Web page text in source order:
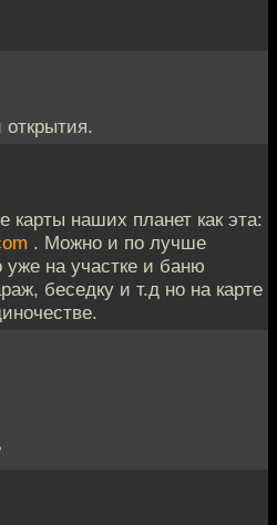
открытия.
карты наших планет как эта:
. Можно и по лучше
уже на участке и баню
беседку и т.д но на карте